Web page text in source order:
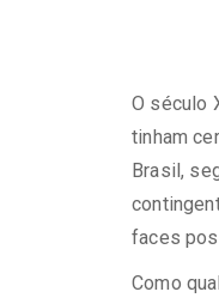
O século
tinham
Brasil,
faces
Como